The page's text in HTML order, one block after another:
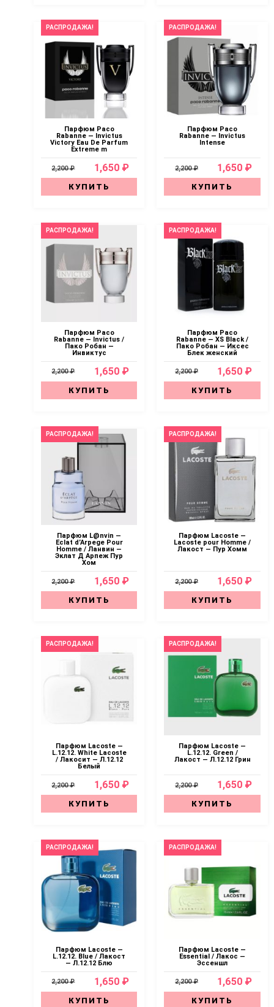
РАСПРОДАЖА!
Парфюм Paco
Rabanne — Invictus
Victory Eau De Parfum
Extreme m
2,200 ₽ 1,650 ₽
КУПИТЬ
РАСПРОДАЖА!
Парфюм Paco
Rabanne — Invictus
Intense
2,200 ₽ 1,650 ₽
КУПИТЬ
РАСПРОДАЖА!
Парфюм Paco
Rabanne — Invictus /
Пако Робан —
Инвиктус
2,200 ₽ 1,650 ₽
КУПИТЬ
РАСПРОДАЖА!
Парфюм Paco
Rabanne — XS Black /
Пако Робан — Иксес
Блек женский
2,200 ₽ 1,650 ₽
КУПИТЬ
РАСПРОДАЖА!
Парфюм L@nvin —
Eclat d’Arpege Pour
Homme / Ланвин —
Эклат Д Арпеж Пур
Хом
2,200 ₽ 1,650 ₽
КУПИТЬ
РАСПРОДАЖА!
Парфюм Lacoste —
Lacoste pour Homme /
Лакост — Пур Хомм
2,200 ₽ 1,650 ₽
КУПИТЬ
РАСПРОДАЖА!
Парфюм Lacoste —
L.12.12. White Lacoste
/ Лакосит — Л.12.12
Белый
2,200 ₽ 1,650 ₽
КУПИТЬ
РАСПРОДАЖА!
Парфюм Lacoste —
L.12.12. Green /
Лакост — Л.12.12 Грин
2,200 ₽ 1,650 ₽
КУПИТЬ
РАСПРОДАЖА!
Парфюм Lacoste —
L.12.12. Blue / Лакост
— Л.12.12 Блю
2,200 ₽ 1,650 ₽
КУПИТЬ
РАСПРОДАЖА!
Парфюм Lacoste —
Essential / Лакос —
Эссеншл
2,200 ₽ 1,650 ₽
КУПИТЬ